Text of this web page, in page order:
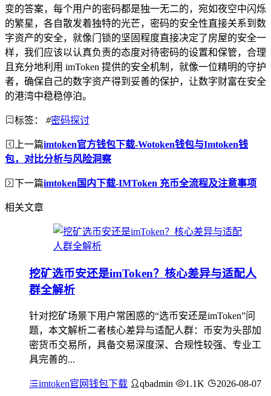
变的答案，每个用户的密码都是独一无二的，宛如夜空中闪烁
的繁星，各自散发着独特的光芒，密码的安全性直接关系到数
字资产的安全，就像门锁的坚固程度直接决定了房屋的安全一
样，我们应该以认真负责的态度对待密码的设置和保管，合理
且充分地利用 imToken 提供的安全机制，就像一位精明的守护
者，确保自己的数字资产得到妥善的保护，让数字财富在安全
的港湾中稳稳停泊。
标签： #密码探讨
上一篇imtoken官方钱包下载-Wotoken钱包与Imtoken钱
包，对比分析与风险洞察
下一篇imtoken国内下载-IMToken 充币全流程及注意事项
相关文章
挖矿选币安还是imToken？核心差异与适配人
群全解析
针对挖矿场景下用户常困惑的“选币安还是imToken”问
题，本文解析二者核心差异与适配人群：币安为头部加
密货币交易所，具备交易深度深、合规性较强、专业工
具完善的...
imtoken官网钱包下载 qbadmin 1.1K 2026-08-07